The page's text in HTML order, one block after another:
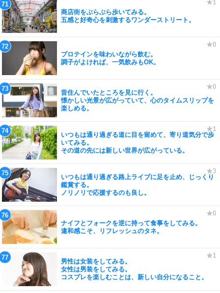
商店街をぶらぶら歩いてみる。
五感と好奇心を刺激するワンダーストリート。
プロテインを味わいながら飲む。
調子がよければ、一気飲みもOK。
昔住んでいたところを見に行く。
懐かしい光景が広がっていて、心のタイムスリップを
楽しめる。
いつもは通り過ぎる道に目を留めて、寄り道気分で歩
いてみる。
その道の先には新しい世界が広がっている。
いつもは通り過ぎる路上ライブに足を止め、じっくり
鑑賞する。
ノリノリで応援するのも良し。
ナイフとフォークを逆に持って食事をしてみる。
違和感こそ、リフレッシュのタネ。
男性は女装をしてみる。
女性は男装をしてみる。
コスプレを楽しむことは、新しい自分になること。